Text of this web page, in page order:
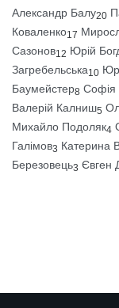
Александр Балу20
Коваленко17
Сазонов12 Юрій
Загребельська10
Баумейстер8 Софія
Валерій Калниш5
Михайло Подоляк4
Галімов3 Катерина
Березовець3 Євген